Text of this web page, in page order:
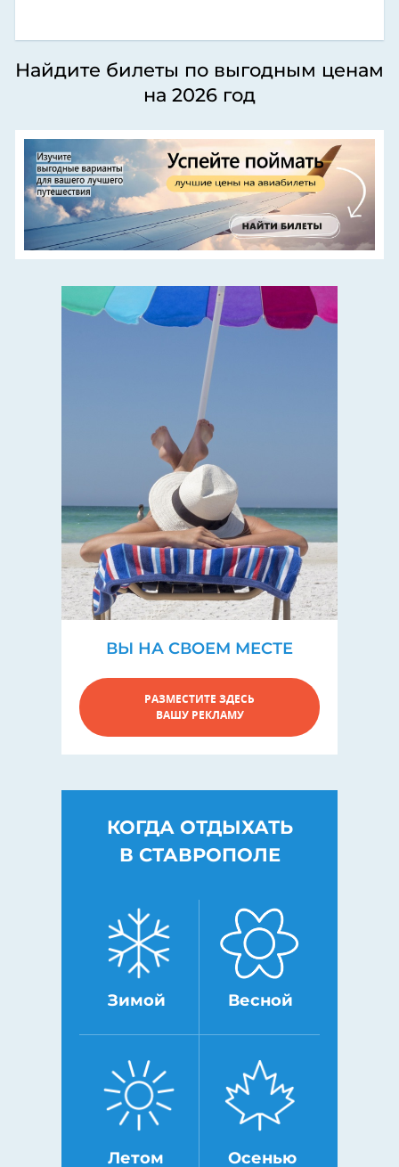
Найдите билеты по выгодным ценам
на 2026 год
ВЫ НА СВОЕМ МЕСТЕ
РАЗМЕСТИТЕ ЗДЕСЬ
ВАШУ РЕКЛАМУ
КОГДА ОТДЫХАТЬ
В СТАВРОПОЛЕ
Зимой Весной
Летом Осенью